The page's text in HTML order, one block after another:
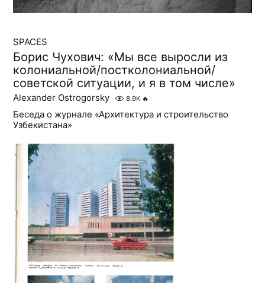
SPACES
Борис Чухович: «Мы все выросли из
колониальной/постколониальной/
советской ситуации, и я в том числе»
Alexander Ostrogorsky 8.9K 🔥
Беседа о журнале «Архитектура и строительство
Узбекистана»